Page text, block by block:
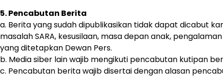
5. Pencabutan Berita
a. Berita yang sudah dipublikasikan tidak dapat dicabut
masalah SARA, kesusilaan, masa depan anak,
yang ditetapkan Dewan Pers.
b. Media siber lain wajib mengikuti pencabutan kutipan
c. Pencabutan berita wajib disertai dengan alasan